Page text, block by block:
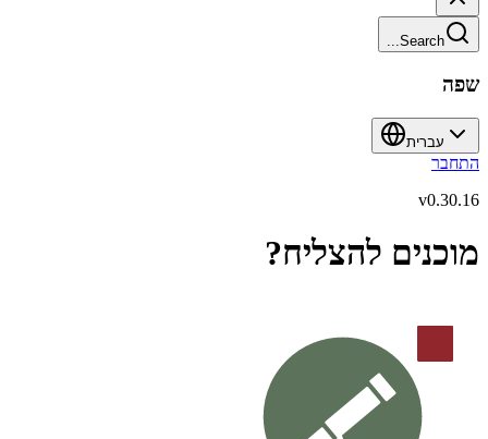
Search...
שפה
עברית
התחבר
v0.30.16
מוכנים להצליח?